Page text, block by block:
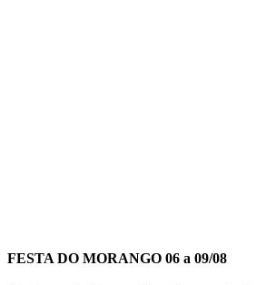
FESTA DO MORANGO 06 a 09/08